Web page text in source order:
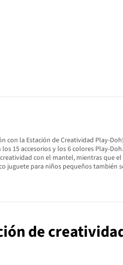
con la Estación de Creatividad Play-
15 accesorios y los 6 colores Play-
con el mantel, mientras que
juguete para niños pequeños
de